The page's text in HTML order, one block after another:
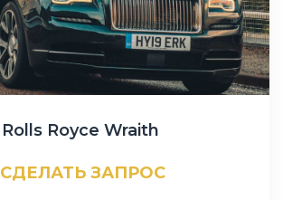
Rolls Royce Wraith
СДЕЛАТЬ ЗАПРОС